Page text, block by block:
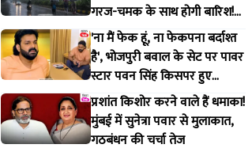
गरज-चमक के साथ होगी बारिश!
IMD ने जारी किया अलर्ट
'ना मैं फेक हूं, ना फेकपना बर्दाश्त
है', भोजपुरी बवाल के सेट पर पावर
स्टार पवन सिंह किसपर हुए
आगबबूला?
प्रशांत किशोर करने वाले हैं धमाका!
मुंबई में सुनेत्रा पवार से मुलाकात,
गठबंधन की चर्चा तेज